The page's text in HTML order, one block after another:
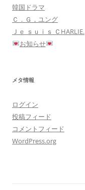
韓国ドラマ
Ｃ．Ｇ，ユング
Ｊｅ ｓｕｉｓ ＣHARLIE.
お知らせ
メタ情報
ログイン
投稿フィード
コメントフィード
WordPress.org